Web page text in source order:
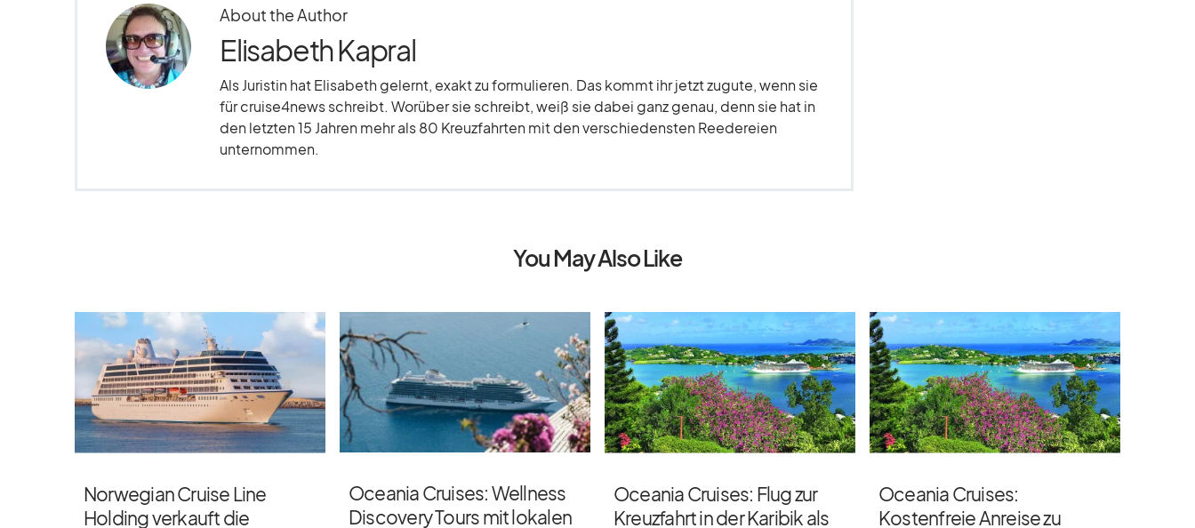
About the Author
Elisabeth Kapral
Als Juristin hat Elisabeth gelernt, exakt zu formulieren. Das kommt ihr jetzt zugute, wenn sie
für cruise4news schreibt. Worüber sie schreibt, weiß sie dabei ganz genau, denn sie hat in
den letzten 15 Jahren mehr als 80 Kreuzfahrten mit den verschiedensten Reedereien
unternommen.
You May Also Like
Norwegian Cruise Line
Holding verkauft die
Oceania Cruises: Wellness
Discovery Tours mit lokalen
Oceania Cruises: Flug zur
Kreuzfahrt in der Karibik als
Oceania Cruises:
Kostenfreie Anreise zu